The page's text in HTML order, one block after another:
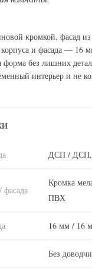
кромкой, фасад
и фасада — 16
без лишних
интерьер и не
ДСП / ДСП,
фасада
Кромка
ПВХ
16 мм / 16
Без